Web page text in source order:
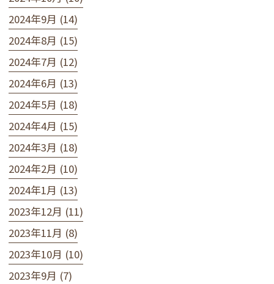
2024年9月 (14)
2024年8月 (15)
2024年7月 (12)
2024年6月 (13)
2024年5月 (18)
2024年4月 (15)
2024年3月 (18)
2024年2月 (10)
2024年1月 (13)
2023年12月 (11)
2023年11月 (8)
2023年10月 (10)
2023年9月 (7)